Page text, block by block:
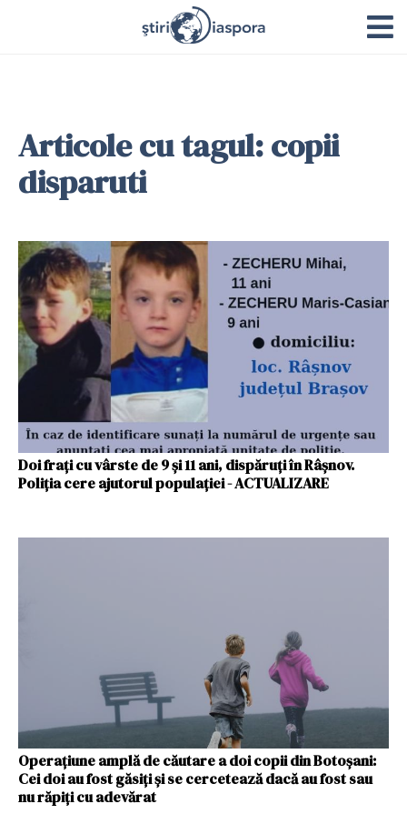
Articole cu tagul: copii
disparuti
Doi frați cu vârste de 9 și 11 ani, dispăruți în Râșnov.
Poliția cere ajutorul populației - ACTUALIZARE
Operațiune amplă de căutare a doi copii din Botoșani:
Cei doi au fost găsiți și se cercetează dacă au fost sau
nu răpiți cu adevărat